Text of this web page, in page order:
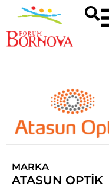
MARKA
ATASUN OPTİK